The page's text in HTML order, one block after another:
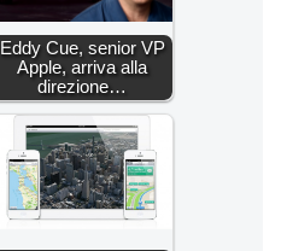
Eddy Cue, senior VP
Apple, arriva alla
direzione…